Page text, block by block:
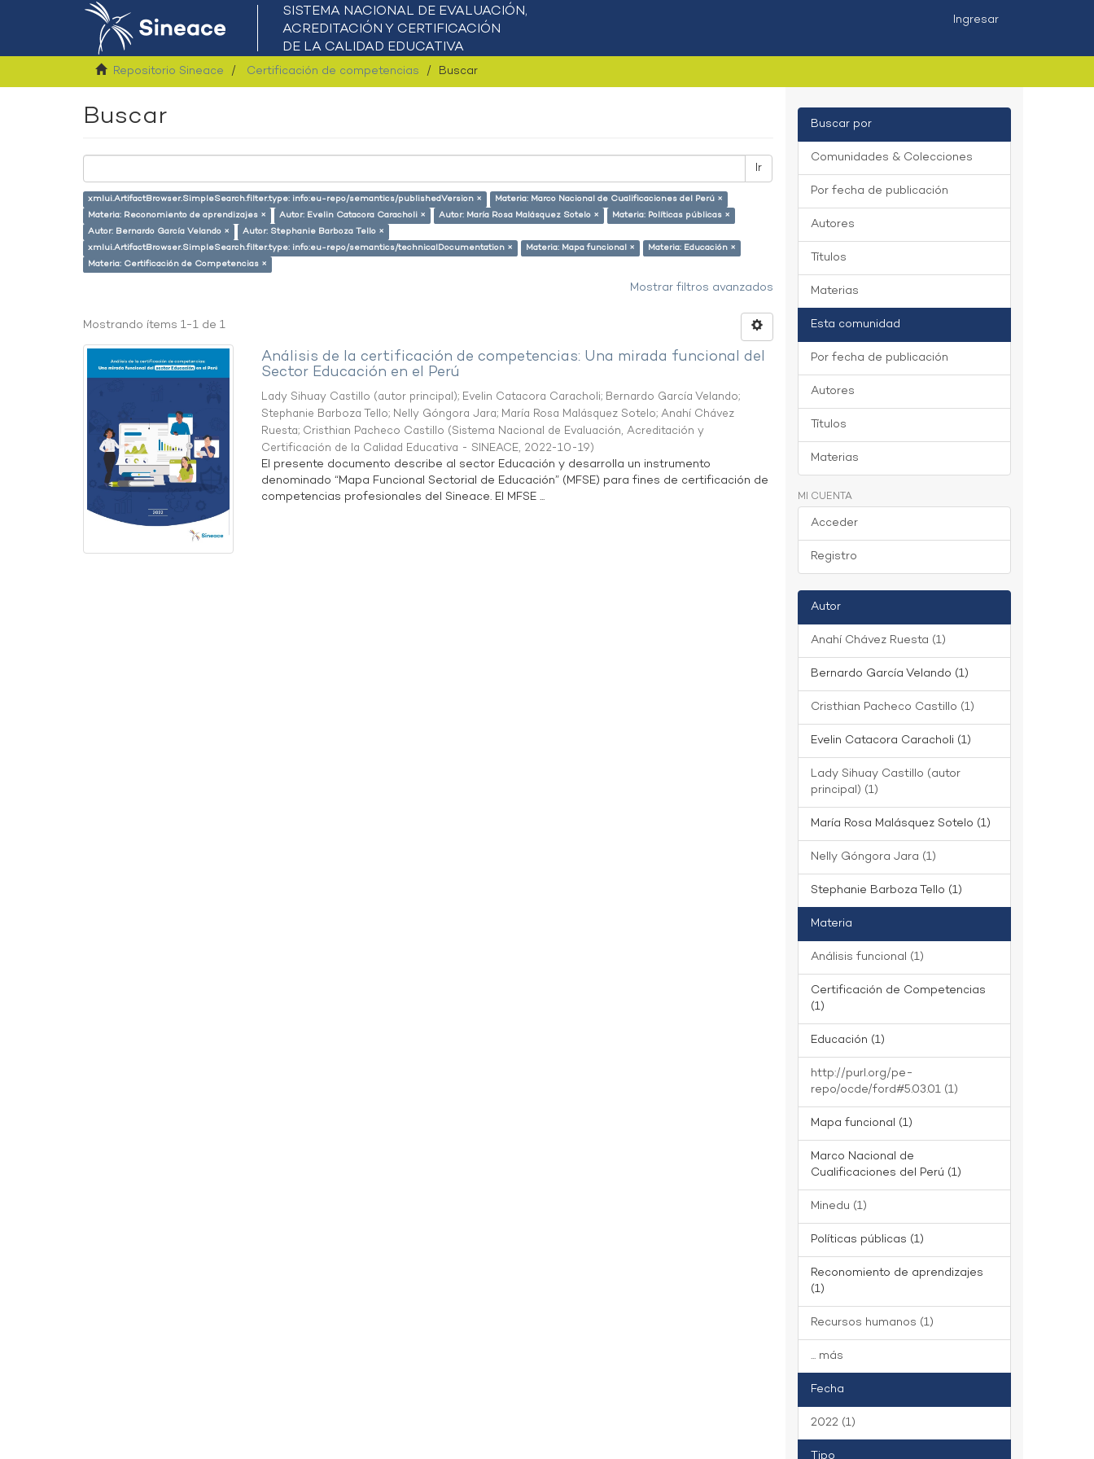
Ingresar
Repositorio Sineace Certificación de competencias Buscar
Buscar
Ir
xmlui.ArtifactBrowser.SimpleSearch.filter.type: info:eu-repo/semantics/publishedVersion ×
Materia: Marco Nacional de Cualificaciones del Perú ×
Materia: Reconomiento de aprendizajes ×
Autor: Evelin Catacora Caracholi × Autor: María Rosa Malásquez Sotelo ×
Materia: Políticas públicas ×
Autor: Bernardo García Velando ×
Autor: Stephanie Barboza Tello ×
xmlui.ArtifactBrowser.SimpleSearch.filter.type: info:eu-repo/semantics/technicalDocumentation ×
Materia: Mapa funcional ×
Materia: Educación ×
Materia: Certificación de Competencias ×
Mostrar filtros avanzados
Mostrando ítems 1-1 de 1
Análisis de la certificación de competencias: Una mirada funcional del
Sector Educación en el Perú
Lady Sihuay Castillo (autor principal); Evelin Catacora Caracholi; Bernardo García Velando;
Stephanie Barboza Tello; Nelly Góngora Jara; María Rosa Malásquez Sotelo;Anahí Chávez
Ruesta; Cristhian Pacheco Castillo (Sistema Nacional de Evaluación, Acreditación y
Certificación de la Calidad Educativa - SINEACE, 2022-10-19)
El presente documento describe al sector Educación y desarrolla un instrumento
denominado “Mapa Funcional Sectorial de Educación” (MFSE) para fines de certificación de
competencias profesionales del Sineace. El MFSE ...
Buscar por
Comunidades & Colecciones
Por fecha de publicación
Autores
Títulos
Materias
Esta comunidad
Por fecha de publicación
Autores
Títulos
Materias
MI CUENTA
Acceder
Registro
Autor
Anahí Chávez Ruesta (1)
Bernardo García Velando (1)
Cristhian Pacheco Castillo (1)
Evelin Catacora Caracholi (1)
Lady Sihuay Castillo (autor
principal) (1)
María Rosa Malásquez Sotelo (1)
Nelly Góngora Jara (1)
Stephanie Barboza Tello (1)
Materia
Análisis funcional (1)
Certificación de Competencias
(1)
Educación (1)
http://purl.org/pe-
repo/ocde/ford#5.03.01 (1)
Mapa funcional (1)
Marco Nacional de
Cualificaciones del Perú (1)
Minedu (1)
Políticas públicas (1)
Reconomiento de aprendizajes
(1)
Recursos humanos (1)
... más
Fecha
2022 (1)